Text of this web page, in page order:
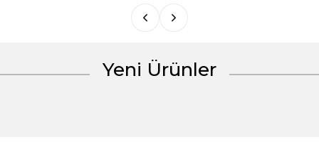
Yeni Ürünler